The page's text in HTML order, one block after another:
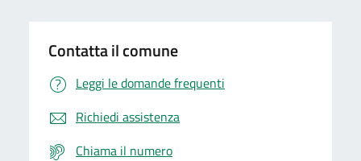
Contatta il comune
Leggi le domande frequenti
Richiedi assistenza
Chiama il numero